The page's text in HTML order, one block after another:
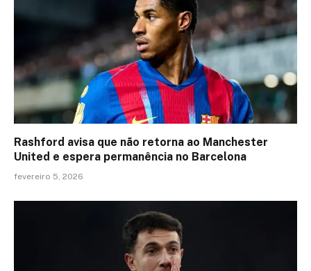
Rashford avisa que não retorna ao Manchester
United e espera permanência no Barcelona
fevereiro 5, 2026